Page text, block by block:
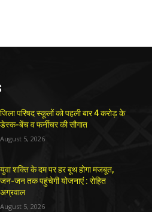
जिला परिषद स्कूलों को पहली बार 4 करोड़ के
डेस्क-बेंच व फर्नीचर की सौगात
August 5, 2026
युवा शक्ति के दम पर हर बूथ होगा मजबूत,
जन-जन तक पहुंचेगी योजनाएं : रोहित
अग्रवाल
August 5, 2026